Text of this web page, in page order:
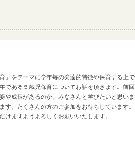
」をテーマに学年毎の発達的特徴や保育する上で
である５歳児保育についてお話を頂きます。前回
や成長があるのか。みなさんと学びたいと思いま
。たくさんの方のご参加をお待ちしています。
ますようよろしくお願いいたします。